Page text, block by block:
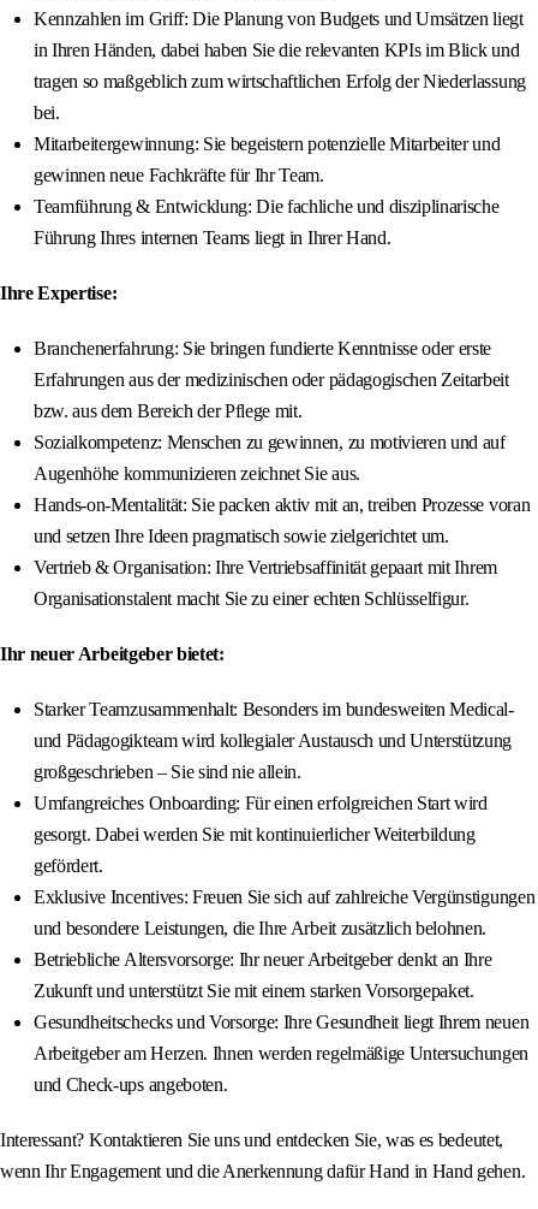
Kennzahlen im Griff: Die Planung von Budgets und Umsätzen liegt
in Ihren Händen, dabei haben Sie die relevanten KPIs im Blick und
tragen so maßgeblich zum wirtschaftlichen Erfolg der Niederlassung
bei.
Mitarbeitergewinnung: Sie begeistern potenzielle Mitarbeiter und
gewinnen neue Fachkräfte für Ihr Team.
Teamführung & Entwicklung: Die fachliche und disziplinarische
Führung Ihres internen Teams liegt in Ihrer Hand.
Ihre Expertise:
Branchenerfahrung: Sie bringen fundierte Kenntnisse oder erste
Erfahrungen aus der medizinischen oder pädagogischen Zeitarbeit
bzw. aus dem Bereich der Pflege mit.
Sozialkompetenz: Menschen zu gewinnen, zu motivieren und auf
Augenhöhe kommunizieren zeichnet Sie aus.
Hands-on-Mentalität: Sie packen aktiv mit an, treiben Prozesse voran
und setzen Ihre Ideen pragmatisch sowie zielgerichtet um.
Vertrieb & Organisation: Ihre Vertriebsaffinität gepaart mit Ihrem
Organisationstalent macht Sie zu einer echten Schlüsselfigur.
Ihr neuer Arbeitgeber bietet:
Starker Teamzusammenhalt: Besonders im bundesweiten Medical-
und Pädagogikteam wird kollegialer Austausch und Unterstützung
großgeschrieben – Sie sind nie allein.
Umfangreiches Onboarding: Für einen erfolgreichen Start wird
gesorgt. Dabei werden Sie mit kontinuierlicher Weiterbildung
gefördert.
Exklusive Incentives: Freuen Sie sich auf zahlreiche Vergünstigungen
und besondere Leistungen, die Ihre Arbeit zusätzlich belohnen.
Betriebliche Altersvorsorge: Ihr neuer Arbeitgeber denkt an Ihre
Zukunft und unterstützt Sie mit einem starken Vorsorgepaket.
Gesundheitschecks und Vorsorge: Ihre Gesundheit liegt Ihrem neuen
Arbeitgeber am Herzen. Ihnen werden regelmäßige Untersuchungen
und Check-ups angeboten.
Interessant? Kontaktieren Sie uns und entdecken Sie, was es bedeutet,
wenn Ihr Engagement und die Anerkennung dafür Hand in Hand gehen.